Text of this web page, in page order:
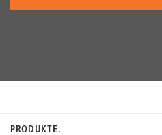
PRODUKTE.